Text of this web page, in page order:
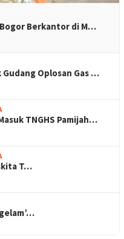
Berkantor di M…
Oplosan Gas …
TNGHS Pamijah…
T…